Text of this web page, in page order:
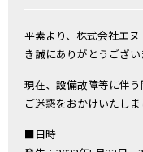
平素より、株式会社エ
き誠にありがとうござい
現在、設備故障等に伴う
ご迷惑をおかけいたし
■日時